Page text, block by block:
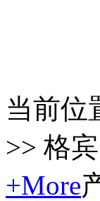
当前位
>> 格
+More